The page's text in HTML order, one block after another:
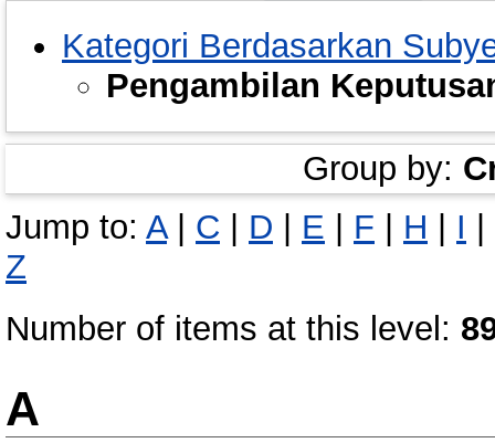
Kategori Berdasarkan
Pengambilan
Group by:
Jump to: A| C | D | E | F | H | I |
Z
Number of items at this level:
A